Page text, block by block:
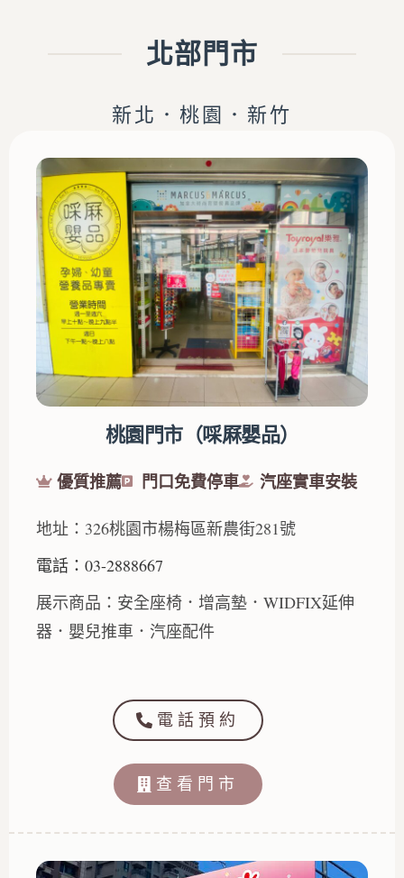
北部門市
新北．桃園．新竹
桃園門市（啋厤嬰品）
優質推薦 門口免費停車 汽座實車安裝
地址：326桃園市楊梅區新農街281號
電話：03-2888667
展示商品：安全座椅．增高墊．WIDFIX延伸
器．嬰兒推車．汽座配件
電話預約
查看門市